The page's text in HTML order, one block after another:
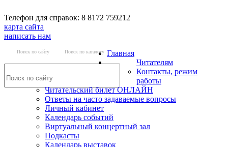
Телефон для справок: 8 8172 759212
карта сайта
написать нам
Поиск по сайту Поиск по каталогу Главная
Читателям
Контакты, режим
работы
Читательский билет ОНЛАЙН
Ответы на часто задаваемые вопросы
Личный кабинет
Календарь событий
Виртуальный концертный зал
Подкасты
Календарь выставок